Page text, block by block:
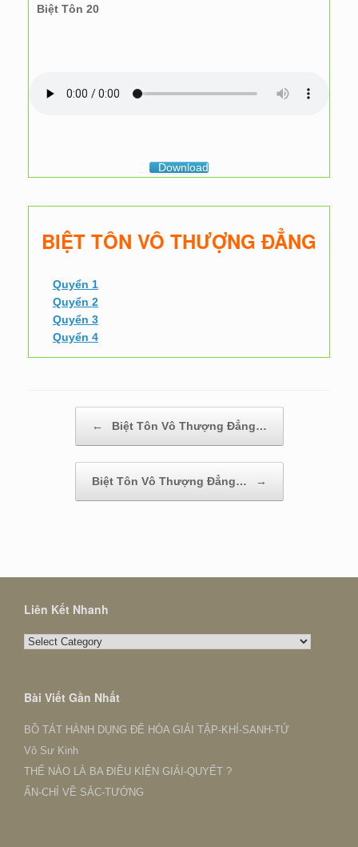
Biệt Tôn 20
Download
BIỆT TÔN VÔ THƯỢNG ĐẲNG
Quyển 1
Quyển 2
Quyển 3
Quyển 4
← Biệt Tôn Vô Thượng Đẳng…
Biệt Tôn Vô Thượng Đẳng… →
Liên Kết Nhanh
Liên
Bài Viết Gần Nhất
BỒ TÁT HÀNH DỤNG ĐỂ HÓA GIẢI TẬP-KHÍ-SANH-TỬ
Vô Sư Kinh
THẾ NÀO LÀ BA ĐIỀU KIỆN GIẢI-QUYẾT ?
ẤN-CHỈ VỀ SẮC-TƯỚNG